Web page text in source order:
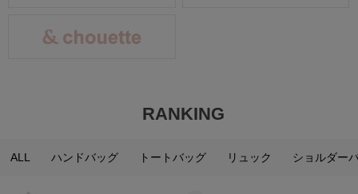
RANKING
ALL ハンドバッグ トートバッグ リュック ショルダー